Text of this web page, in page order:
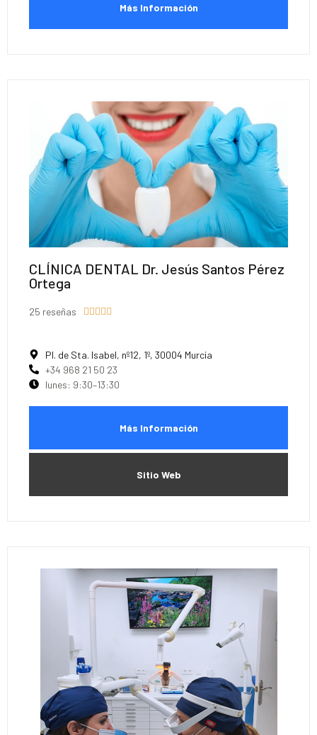
Más Información
CLÍNICA DENTAL Dr. Jesús Santos Pérez
Ortega
25 reseñas     
Pl. de Sta. Isabel, nº12, 1º, 30004 Murcia
+34 968 21 50 23
lunes: 9:30–13:30
Más Información
Sitio Web